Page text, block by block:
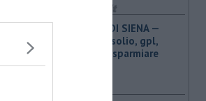
PROVINCIA DI SIENA — ​
Benzina, gasolio, gpl,
ecco dove risparmiare